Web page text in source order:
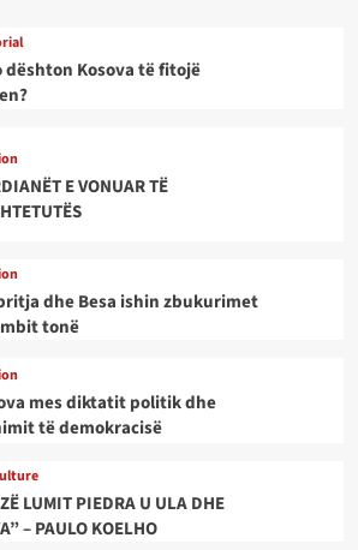
dështon Kosova të fitojë
E VONUAR TË
dhe Besa ishin zbukurimet
tonë
mes diktatit politik dhe
të demokracisë
LUMIT PIEDRA U ULA DHE
– PAULO KOELHO